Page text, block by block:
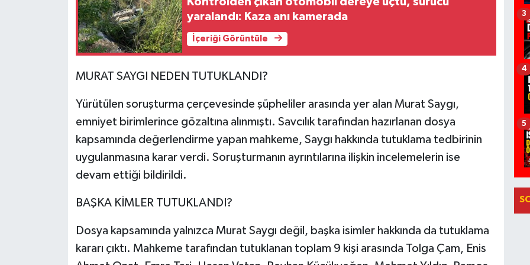
yaralandı: Kaza anı kamerada
İçeriği Görüntüle
MURAT SAYGI NEDEN TUTUKLANDI?
Yürütülen soruşturma çerçevesinde şüpheliler arasında yer alan Murat Saygı,
emniyet birimlerince gözaltına alınmıştı. Savcılık tarafından hazırlanan dosya
kapsamında değerlendirme yapan mahkeme, Saygı hakkında tutuklama tedbirinin
uygulanmasına karar verdi. Soruşturmanın ayrıntılarına ilişkin incelemelerin ise
devam ettiği bildirildi.
BAŞKA KİMLER TUTUKLANDI?
Dosya kapsamında yalnızca Murat Saygı değil, başka isimler hakkında da tutuklama
kararı çıktı. Mahkeme tarafından tutuklanan toplam 9 kişi arasında Tolga Çam, Enis
3
4
5